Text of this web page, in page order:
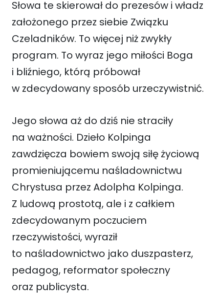
Słowa te skierował do prezesów i władz
założonego przez siebie Związku
Czeladników. To więcej niż zwykły
program. To wyraz jego miłości Boga
i bliźniego, którą próbował
w zdecydowany sposób urzeczywistnić.
Jego słowa aż do dziś nie straciły
na ważności. Dzieło Kolpinga
zawdzięcza bowiem swoją siłę życiową
promieniującemu naśladownictwu
Chrystusa przez Adolpha Kolpinga.
Z ludową prostotą, ale i z całkiem
zdecydowanym poczuciem
rzeczywistości, wyraził
to naśladownictwo jako duszpasterz,
pedagog, reformator społeczny
oraz publicysta.